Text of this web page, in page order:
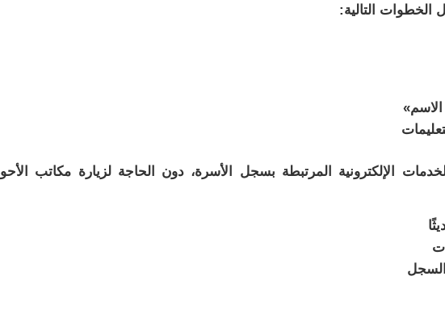
الخطوات التالية:
الإلكترونية المرتبطة بسجل الأسرة، دون الحاجة لزيارة مكاتب